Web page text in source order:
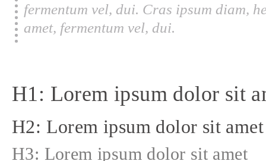
fermentum vel, dui. Cras ipsum diam,
amet, fermentum vel, dui.
H1: Lorem ipsum dolor sit
H2: Lorem ipsum dolor sit amet
H3: Lorem ipsum dolor sit amet